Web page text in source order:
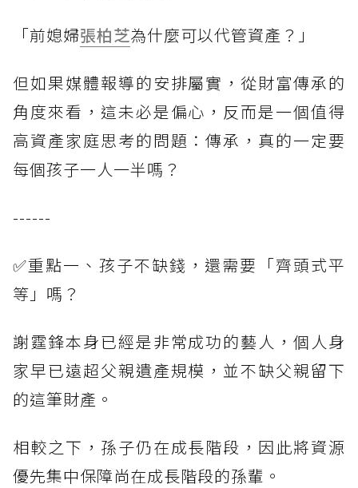
「前媳婦張柏芝為什麼可以代管資產？」
但如果媒體報導的安排屬實，從財富傳承的
角度來看，這未必是偏心，反而是一個值得
高資產家庭思考的問題：傳承，真的一定要
每個孩子一人一半嗎？
------
✅重點一、孩子不缺錢，還需要「齊頭式平
等」嗎？
謝霆鋒本身已經是非常成功的藝人，個人身
家早已遠超父親遺產規模，並不缺父親留下
的這筆財產。
相較之下，孫子仍在成長階段，因此將資源
優先集中保障尚在成長階段的孫輩。